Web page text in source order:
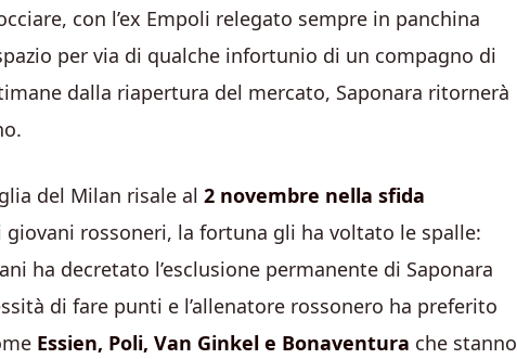
con l’ex Empoli relegato sempre in panchina
per via di qualche infortunio di un compagno di
dalla riapertura del mercato, Saponara ritornerà
del Milan risale al 2 novembre nella sfida
giovani rossoneri, la fortuna gli ha voltato le spalle:
ha decretato l’esclusione permanente di Saponara
di fare punti e l’allenatore rossonero ha preferito
Essien, Poli, Van Ginkel e Bonaventura che stanno